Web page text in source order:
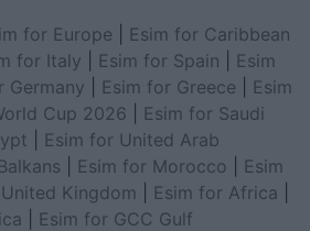
for Europe
Esim for Caribbean
for Italy Esim for Spain
Esim
Germany Esim for Greece
Esim
Cup 2026
Esim for Saudi
Esim for United Arab
Esim for Morocco
Esim
Kingdom Esim for Africa
Esim for GCC Gulf